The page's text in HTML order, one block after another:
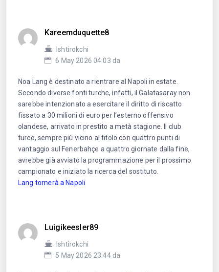
Kareemduquette8
Ishtirokchi
6 May 2026 04:03 da
Noa Lang è destinato a rientrare al Napoli in estate.
Secondo diverse fonti turche, infatti, il Galatasaray non
sarebbe intenzionato a esercitare il diritto di riscatto
fissato a 30 milioni di euro per l’esterno offensivo
olandese, arrivato in prestito a metà stagione. Il club
turco, sempre più vicino al titolo con quattro punti di
vantaggio sul Fenerbahçe a quattro giornate dalla fine,
avrebbe già avviato la programmazione per il prossimo
campionato e iniziato la ricerca del sostituto.
Lang tornerà a Napoli
Luigikeesler89
Ishtirokchi
5 May 2026 23:44 da